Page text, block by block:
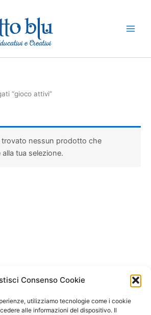
Consenso Cookie
utilizziamo tecnologie come i cookie
alle informazioni del dispositivo. Il
“gioco attivi”
nessun prodotto che
tua selezione.